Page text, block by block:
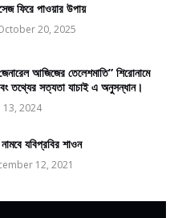
ফিরে পাওয়ার উপায়
20, 2025
আজিজের তেলেশমাতি” শিরোনামে
তথ্যের সত্যতা যাচাই এ অনুসন্ধান।
13, 2024
যবিপ্রবির শাওন
12, 2021